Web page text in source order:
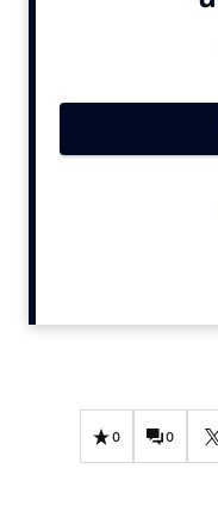
Gedragsverandering
Influencer marketing
0 0